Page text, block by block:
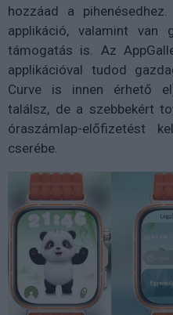
hozzáad a
applikáció, valamint van
támogatás is. Az
applikációval tudod
Curve is innen érhető
találsz, de a szebbekért
óraszámlap-előfizetést
cserébe.